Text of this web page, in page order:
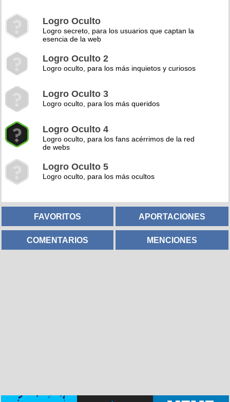
Logro Oculto
Logro secreto, para los usuarios que captan la
esencia de la web
Logro Oculto 2
Logro oculto, para los más inquietos y curiosos
Logro Oculto 3
Logro oculto, para los más queridos
Logro Oculto 4
Logro oculto, para los fans acérrimos de la red
de webs
Logro Oculto 5
Logro oculto, para los más ocultos
FAVORITOS APORTACIONES
COMENTARIOS MENCIONES